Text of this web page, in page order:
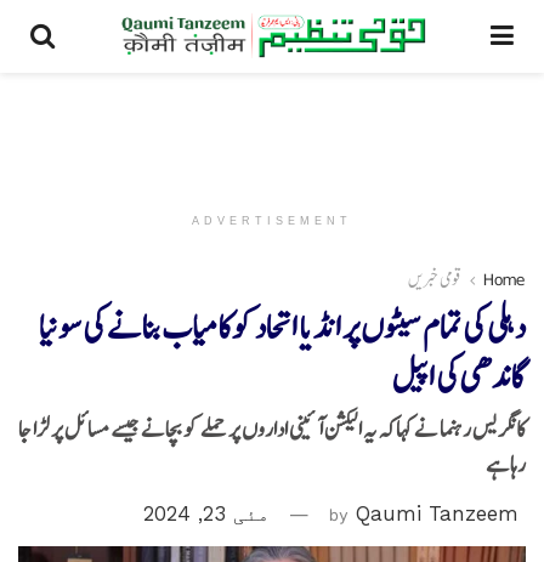
ADVERTISEMENT
Home قومی خبریں
دہلی کی تمام سیٹوں پر انڈیا اتحاد کوکامیاب بنانے کی سونیا
گاندھی کی اپیل
کانگریس رہنما نے کہاکہ یہ الیکشن آئینی اداروں پر حملے کو بچانے جیسے مسائل پر لڑا جا
رہا ہے
by Qaumi Tanzeem مئی 23, 2024